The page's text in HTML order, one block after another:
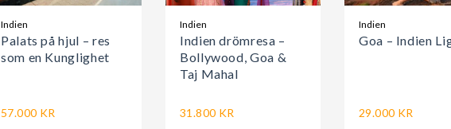
Indien
Palats på hjul – res
som en Kunglighet
57.000 KR
Indien
Indien drömresa –
Bollywood, Goa &
Taj Mahal
31.800 KR
Indien
Goa – Indien
29.000 KR